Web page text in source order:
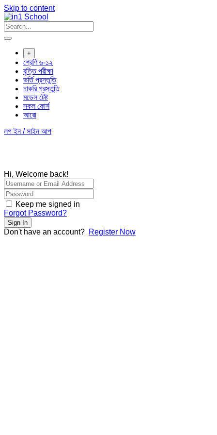
Skip to content
+
শ্রেণি ৬-১২
বৃত্তি পরীক্ষা
ভর্তি প্রস্তুতি
চাকরি প্রস্তুতি
মডেল টেষ্ট
সকল কোর্স
আরো
লগ ইন / সাইন আপ
Hi, Welcome back!
Keep me signed in
Forgot Password?
Sign In
Don't have an account? Register Now